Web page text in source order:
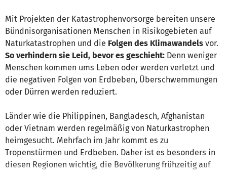
Mit Projekten der Katastrophenvorsorge bereiten unsere
Bündnisorganisationen Menschen in Risikogebieten auf
Naturkatastrophen und die Folgen des Klimawandels vor.
So verhindern sie Leid, bevor es geschieht: Denn weniger
Menschen kommen ums Leben oder werden verletzt und
die negativen Folgen von Erdbeben, Überschwemmungen
oder Dürren werden reduziert.
Länder wie die Philippinen, Bangladesch, Afghanistan
oder Vietnam werden regelmäßig von Naturkastrophen
heimgesucht. Mehrfach im Jahr kommt es zu
Tropenstürmen und Erdbeben. Daher ist es besonders in
diesen Regionen wichtig, die Bevölkerung frühzeitig auf